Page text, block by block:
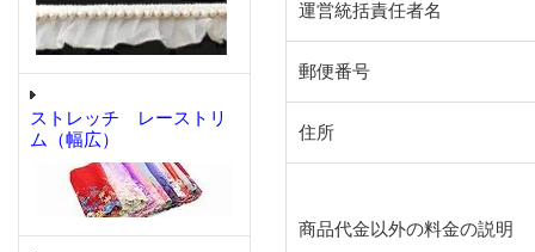
ストレッチ レーストリ
ム（幅広）
運営統括責任者名
郵便番号
住所
商品代金以外の料金の説明